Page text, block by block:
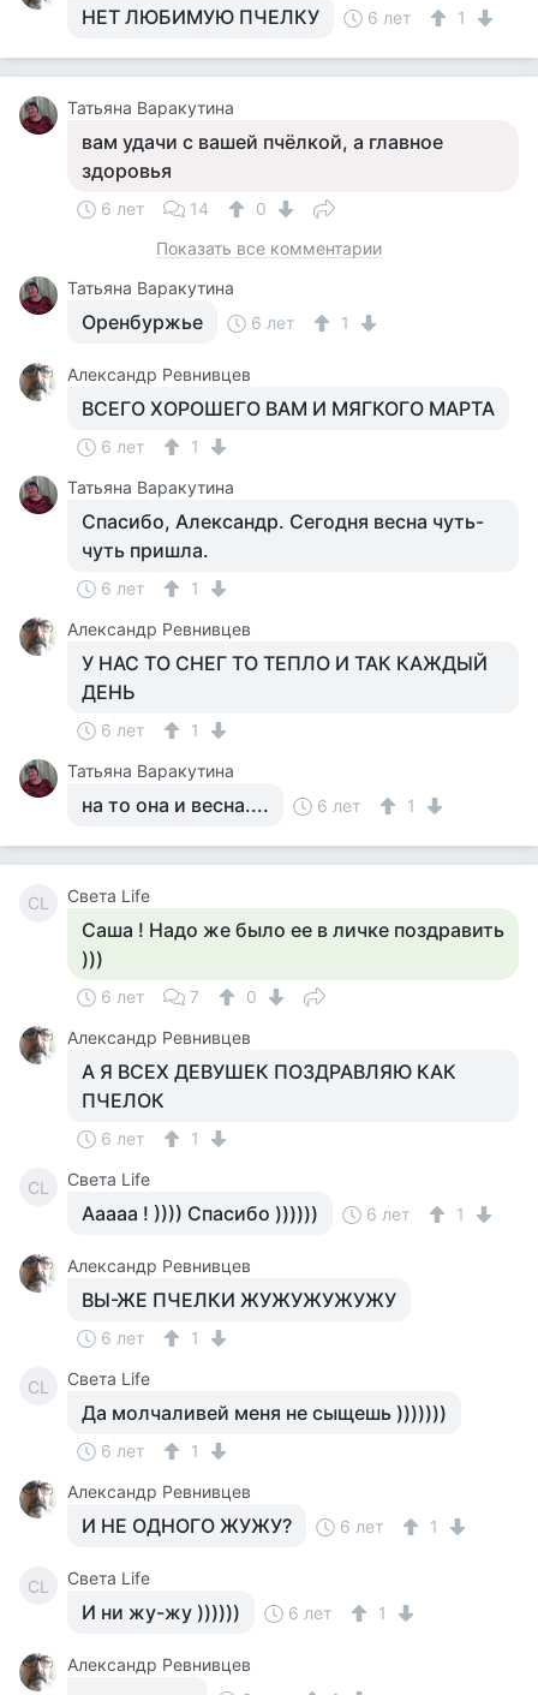
НЕТ ЛЮБИМУЮ ПЧЕЛКУ 6 лет 1
Татьяна Варакутина
вам удачи с вашей пчёлкой, а главное
здоровья
6 лет 14
0
Показать все комментарии
Татьяна Варакутина
Оренбуржье 6 лет 1
Александр Ревнивцев
ВСЕГО ХОРОШЕГО ВАМ И МЯГКОГО МАРТА
6 лет
1
Татьяна Варакутина
Спасибо, Александр. Сегодня весна чуть-
чуть пришла.
6 лет
1
Александр Ревнивцев
У НАС ТО СНЕГ ТО ТЕПЛО И ТАК КАЖДЫЙ
ДЕНЬ
6 лет
1
Татьяна Варакутина
на то она и весна.... 6 лет 1
СL Света Life
Саша ! Надо же было ее в личке поздравить
)))
6 лет 7
0
Александр Ревнивцев
А Я ВСЕХ ДЕВУШЕК ПОЗДРАВЛЯЮ КАК
ПЧЕЛОК
6 лет 1
СL Света Life
Ааааа ! )))) Спасибо )))))) 6 лет 1
Александр Ревнивцев
ВЫ-ЖЕ ПЧЕЛКИ ЖУЖУЖУЖУЖУ
6 лет 1
СL Света Life
Да молчаливей меня не сыщешь )))))))
6 лет
1
Александр Ревнивцев
И НЕ ОДНОГО ЖУЖУ? 6 лет 1
СL Света Life
И ни жу-жу )))))) 6 лет 1
Александр Ревнивцев